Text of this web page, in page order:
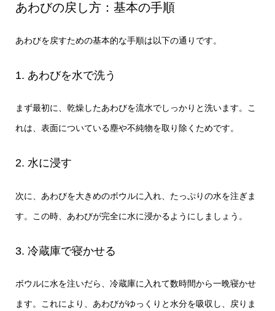
あわびの戻し方：基本の手順
あわびを戻すための基本的な手順は以下の通りです。
1. あわびを水で洗う
まず最初に、乾燥したあわびを流水でしっかりと洗います。こ
れは、表面についている塵や不純物を取り除くためです。
2. 水に浸す
次に、あわびを大きめのボウルに入れ、たっぷりの水を注ぎま
す。この時、あわびが完全に水に浸かるようにしましょう。
3. 冷蔵庫で寝かせる
ボウルに水を注いだら、冷蔵庫に入れて数時間から一晩寝かせ
ます。これにより、あわびがゆっくりと水分を吸収し、戻りま